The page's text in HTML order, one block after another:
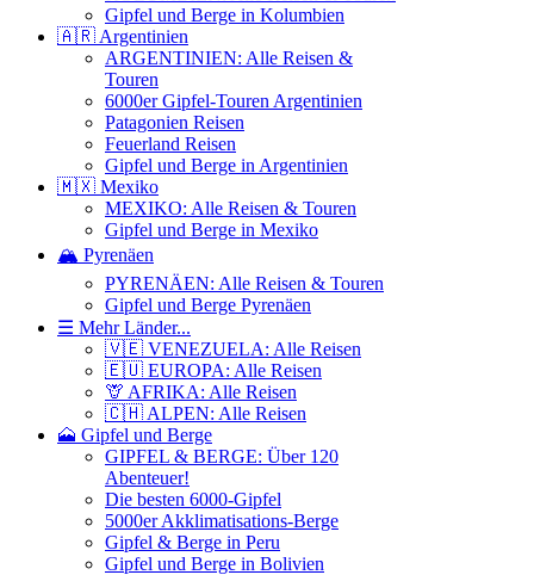
Gipfel und Berge in Kolumbien
🇦🇷 Argentinien
ARGENTINIEN: Alle Reisen &
Touren
6000er Gipfel-Touren Argentinien
Patagonien Reisen
Feuerland Reisen
Gipfel und Berge in Argentinien
🇲🇽 Mexiko
MEXIKO: Alle Reisen & Touren
Gipfel und Berge in Mexiko
🏔️ Pyrenäen
PYRENÄEN: Alle Reisen & Touren
Gipfel und Berge Pyrenäen
☰ Mehr Länder...
🇻🇪 VENEZUELA: Alle Reisen
🇪🇺 EUROPA: Alle Reisen
🦒 AFRIKA: Alle Reisen
🇨🇭 ALPEN: Alle Reisen
🗻 Gipfel und Berge
GIPFEL & BERGE: Über 120
Abenteuer!
Die besten 6000-Gipfel
5000er Akklimatisations-Berge
Gipfel & Berge in Peru
Gipfel und Berge in Bolivien